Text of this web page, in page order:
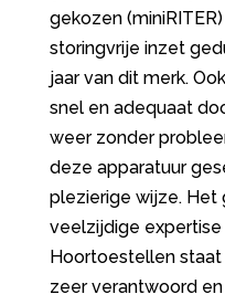
gekozen
storingvrije inzet
jaar van dit merk.
snel en adequaat
weer zonder
deze apparatuur
plezierige wijze. Het
veelzijdige expertise
Hoortoestellen
zeer verantwoord